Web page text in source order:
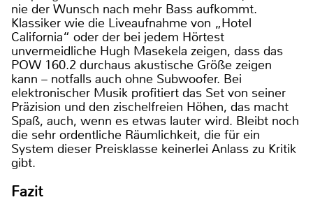
nie der Wunsch nach mehr Bass aufkommt.
Klassiker wie die Liveaufnahme von „Hotel
California“ oder der bei jedem Hörtest
unvermeidliche Hugh Masekela zeigen, dass das
POW 160.2 durchaus akustische Größe zeigen
kann – notfalls auch ohne Subwoofer. Bei
elektronischer Musik profitiert das Set von seiner
Präzision und den zischelfreien Höhen, das macht
Spaß, auch, wenn es etwas lauter wird. Bleibt noch
die sehr ordentliche Räumlichkeit, die für ein
System dieser Preisklasse keinerlei Anlass zu Kritik
gibt.
Fazit